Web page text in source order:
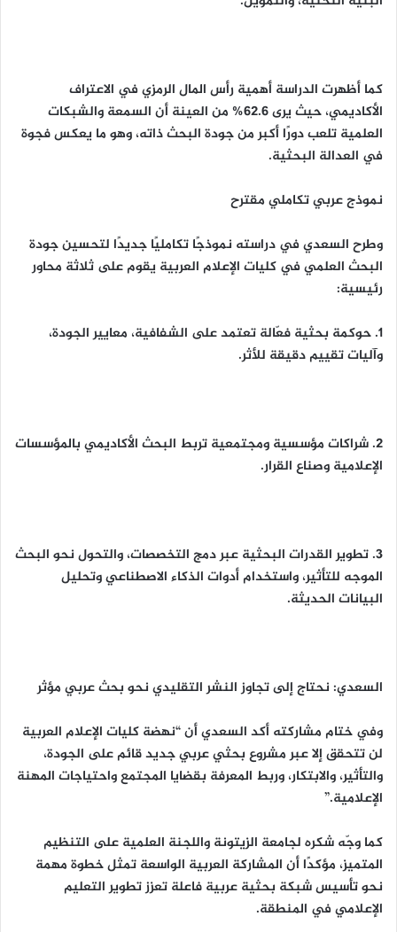
كما أظهرت الدراسة أهمية رأس المال الرمزي في الاعتراف
الأكاديمي، حيث يرى 62.6% من العينة أن السمعة والشبكات
العلمية تلعب دورًا أكبر من جودة البحث ذاته، وهو ما يعكس فجوة
في العدالة البحثية.
نموذج عربي تكاملي مقترح
وطرح السعدي في دراسته نموذجًا تكامليًا جديدًا لتحسين جودة
البحث العلمي في كليات الإعلام العربية يقوم على ثلاثة محاور
رئيسية:
1. حوكمة بحثية فعّالة تعتمد على الشفافية، معايير الجودة،
وآليات تقييم دقيقة للأثر.
2. شراكات مؤسسية ومجتمعية تربط البحث الأكاديمي بالمؤسسات
الإعلامية وصناع القرار.
3. تطوير القدرات البحثية عبر دمج التخصصات، والتحول نحو البحث
الموجه للتأثير، واستخدام أدوات الذكاء الاصطناعي وتحليل
البيانات الحديثة.
السعدي: نحتاج إلى تجاوز النشر التقليدي نحو بحث عربي مؤثر
وفي ختام مشاركته أكد السعدي أن “نهضة كليات الإعلام العربية
لن تتحقق إلا عبر مشروع بحثي عربي جديد قائم على الجودة،
والتأثير، والابتكار، وربط المعرفة بقضايا المجتمع واحتياجات المهنة
الإعلامية.”
كما وجّه شكره لجامعة الزيتونة واللجنة العلمية على التنظيم
المتميز، مؤكدًا أن المشاركة العربية الواسعة تمثل خطوة مهمة
نحو تأسيس شبكة بحثية عربية فاعلة تعزز تطوير التعليم
الإعلامي في المنطقة.